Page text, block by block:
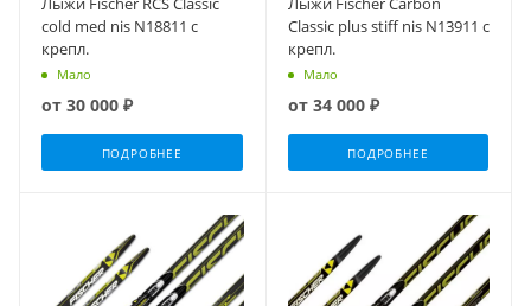
cold med nis N18811 с
крепл.
Мало
от 30 000 ₽
ПОДРОБНЕЕ
Classic plus stiff nis N13911 с
крепл.
Мало
от 34 000 ₽
ПОДРОБНЕЕ